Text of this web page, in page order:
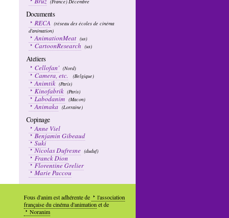
(France) Décembre
Documents
RECA (réseau des écoles de cinéma
d'animation)
AnimationMeat (us)
CartoonResearch (us)
Ateliers
Cellofan' (Nord)
Camera, etc. (Belgique)
Animtik (Paris)
Kinofabrik (Paris)
Labodanim (Macon)
Animaka (Lorraine)
Copinage
Anne Viel
Benjamin Gibeaud
Suki
Nicolas Dufresne (duduf)
Franck Dion
Florentine Grelier
Marie Paccou
Fous d'anim est adhérente de
l'association
française du cinéma d'animation et de
Noranim